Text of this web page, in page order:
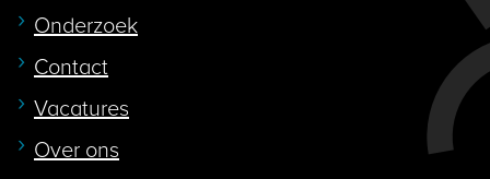
Onderzoek
Contact
Vacatures
Over ons